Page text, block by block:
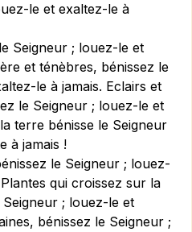
le et exaltez-le à
Seigneur ; louez-le et
et ténèbres, bénissez le
le à jamais. Eclairs et
le Seigneur ; louez-le et
terre bénisse le Seigneur
à jamais !
le Seigneur ; louez-
qui croissez sur la
; louez-le et
bénissez le Seigneur ;